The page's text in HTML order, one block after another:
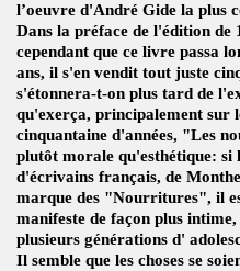
l’oeuvre d'André Gide la plus
Dans la préface de l'édition
cependant que ce livre passa
ans, il s'en vendit tout juste
s'étonnera-t-on plus tard de
qu'exerça, principalement sur
cinquantaine d'années, "Les
plutôt morale qu'esthétique: si
d'écrivains français, de
marque des "Nourritures", il
manifeste de façon plus
plusieurs générations d'
Il semble que les choses se